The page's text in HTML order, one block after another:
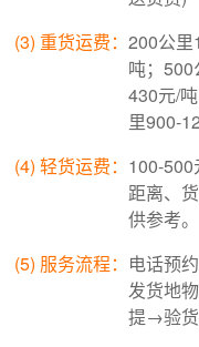
(3) 重货运费： 200公里
吨；
430元/
里900-
(4) 轻货运费： 100-
距离、
供参考。
(5) 服务流程： 电话预
发货地
提→验货